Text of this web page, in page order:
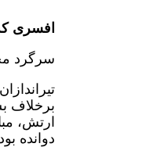
افسری
سرگرد
برخلاف
ارتش،
دوانده